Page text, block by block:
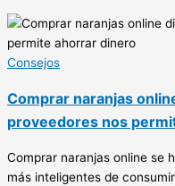
Consejos
Comprar naranjas
proveedores nos
Comprar naranjas online se
más inteligentes de